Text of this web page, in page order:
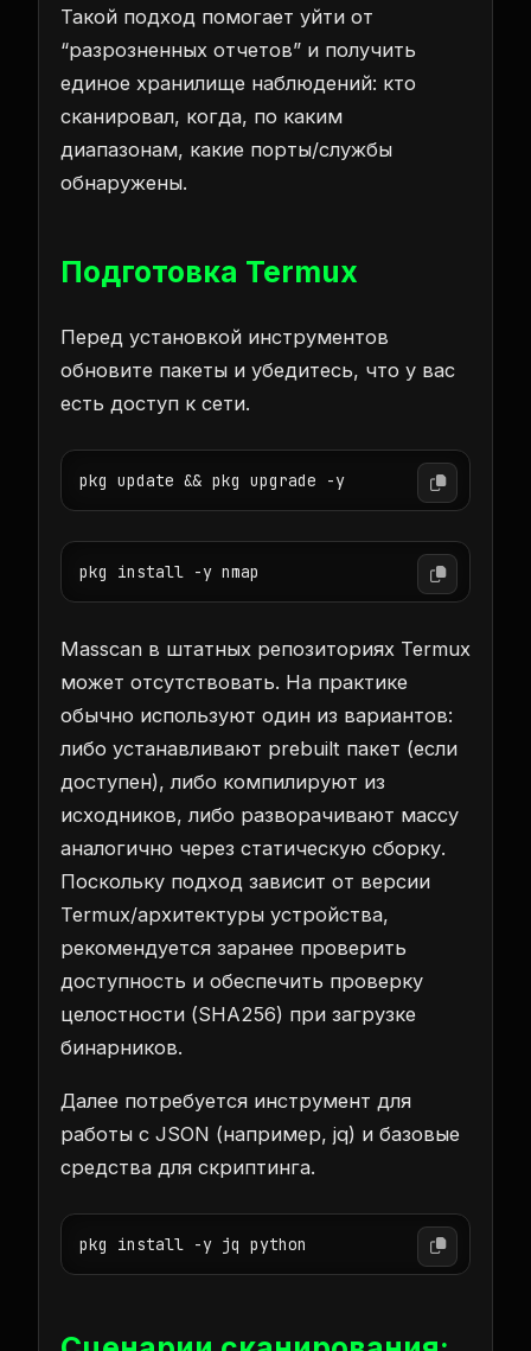
Такой подход помогает уйти от
“разрозненных отчетов” и получить
единое хранилище наблюдений: кто
сканировал, когда, по каким
диапазонам, какие порты/службы
обнаружены.
Подготовка Termux
Перед установкой инструментов
обновите пакеты и убедитесь, что у вас
есть доступ к сети.
pkg update && pkg upgrade -y
pkg install -y nmap
Masscan в штатных репозиториях Termux
может отсутствовать. На практике
обычно используют один из вариантов:
либо устанавливают prebuilt пакет (если
доступен), либо компилируют из
исходников, либо разворачивают массу
аналогично через статическую сборку.
Поскольку подход зависит от версии
Termux/архитектуры устройства,
рекомендуется заранее проверить
доступность и обеспечить проверку
целостности (SHA256) при загрузке
бинарников.
Далее потребуется инструмент для
работы с JSON (например, jq) и базовые
средства для скриптинга.
pkg install -y jq python